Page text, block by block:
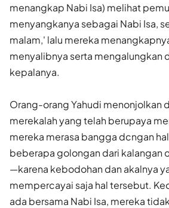
menangkap Nabi Isa) melihat
menyangkanya sebagai Nabi Isa,
malam,' lalu mereka
menyalibnya serta mengalungkan
kepalanya.
Orang-orang Yahudi menonjolkan
merekalah yang telah berupaya
mereka merasa bangga dcngan
beberapa golongan dari kalangan
—karena kebodohan dan akalnya
mempercayai saja hal tersebut.
ada bersama Nabi Isa, mereka